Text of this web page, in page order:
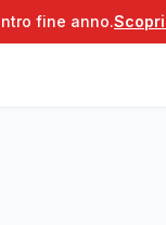
fine anno.